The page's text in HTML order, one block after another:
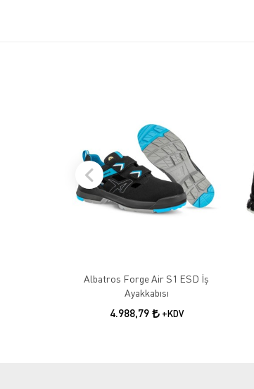
Albatros Forge Air S1 ESD İş
Ayakkabısı
4.988,79 +KDV